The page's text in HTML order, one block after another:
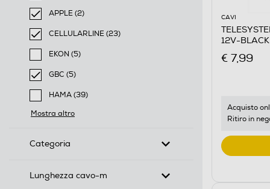
Filtra per Marca: AAAMAZE
APPLE (2)
selected Filtro applicato per Marca: APPLE
CELLULARLINE (23)
selected Filtro applicato per Marca: CELLULARLINE
EKON (5)
Filtra per Marca: EKON
GBC (5)
selected Filtro applicato per Marca: GBC
HAMA (39)
Filtra per Marca: HAMA
Mostra altro
Categoria
Lunghezza cavo-m
CAVI
12V-BLACK
€ 7,99
Acquisto
Ritiro in